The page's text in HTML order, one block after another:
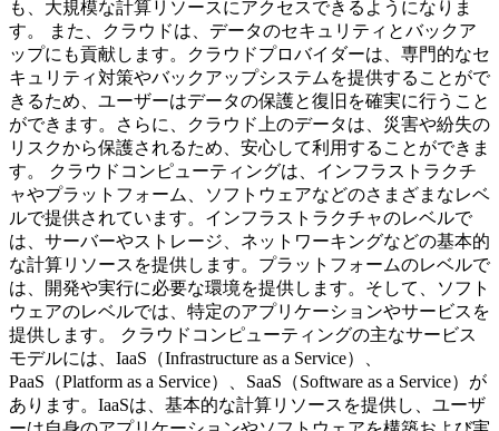
も、大規模な計算リソースにアクセスできるようになりま
す。 また、クラウドは、データのセキュリティとバックア
ップにも貢献します。クラウドプロバイダーは、専門的なセ
キュリティ対策やバックアップシステムを提供することがで
きるため、ユーザーはデータの保護と復旧を確実に行うこと
ができます。さらに、クラウド上のデータは、災害や紛失の
リスクから保護されるため、安心して利用することができま
す。 クラウドコンピューティングは、インフラストラクチ
ャやプラットフォーム、ソフトウェアなどのさまざまなレベ
ルで提供されています。インフラストラクチャのレベルで
は、サーバーやストレージ、ネットワーキングなどの基本的
な計算リソースを提供します。プラットフォームのレベルで
は、開発や実行に必要な環境を提供します。そして、ソフト
ウェアのレベルでは、特定のアプリケーションやサービスを
提供します。 クラウドコンピューティングの主なサービス
モデルには、IaaS（Infrastructure as a Service）、
PaaS（Platform as a Service）、SaaS（Software as a Service）が
あります。IaaSは、基本的な計算リソースを提供し、ユーザ